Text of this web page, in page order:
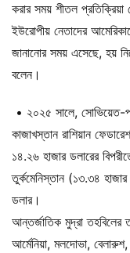
করার সময় শীতল
ইউরোপীয় নেতাদের
জানানোর সময় এসেছে, হয়
বলেন।
• ২০২৫ সালে, সোভিয়েত-
কাজাখস্তান রাশিয়ান
১৪.২৬ হাজার ডলারের
তুর্কমেনিস্তান (১৩.৩৪
ডলার।
আন্তর্জাতিক মুদ্রা তহবিলের
আর্মেনিয়া, মলদোভা,